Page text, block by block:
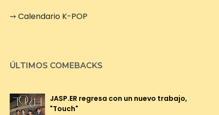
➙Calendario K-POP
ÚLTIMOS COMEBACKS
JASP.ER regresa con un nuevo trabajo,
"Touch"